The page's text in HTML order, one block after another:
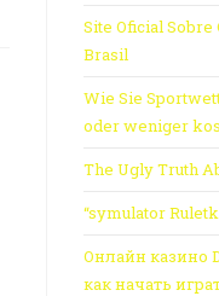
Site Oficial Sobre
Brasil
Wie Sie
oder weniger
The Ugly Truth
“symulator
Онлайн казино
как начать